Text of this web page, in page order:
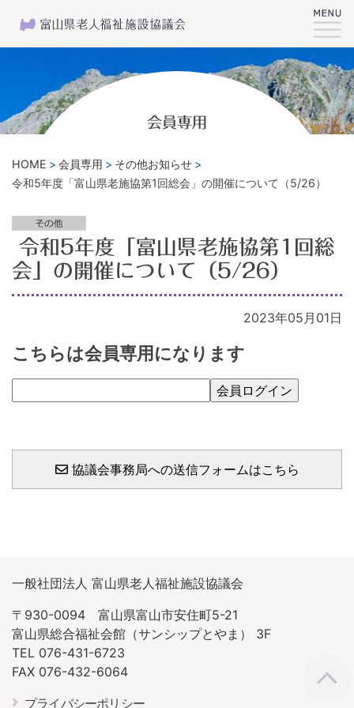
会員専用
HOME 会員専用
その他お知らせ
令和5年度「富山県老施協第1回総会」の開催について（5/26）
令和5年度「富山県老施協第1回総
会」の開催について（5/26）
2023年05月01日
こちらは会員専用になります
協議会事務局への送信フォームはこちら
一般社団法人 富山県老人福祉施設協議会
〒930-0094 富山県富山市安住町5-21
富山県総合福祉会館（サンシップとやま） 3F
TEL 076-431-6723
FAX 076-432-6064
プライバシーポリシー